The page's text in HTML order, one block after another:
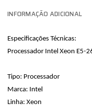
INFORMAÇÃO ADICIONAL
Especificações Técnicas:
Processador Intel Xeon E5-
Tipo: Processador
Marca: Intel
Linha: Xeon